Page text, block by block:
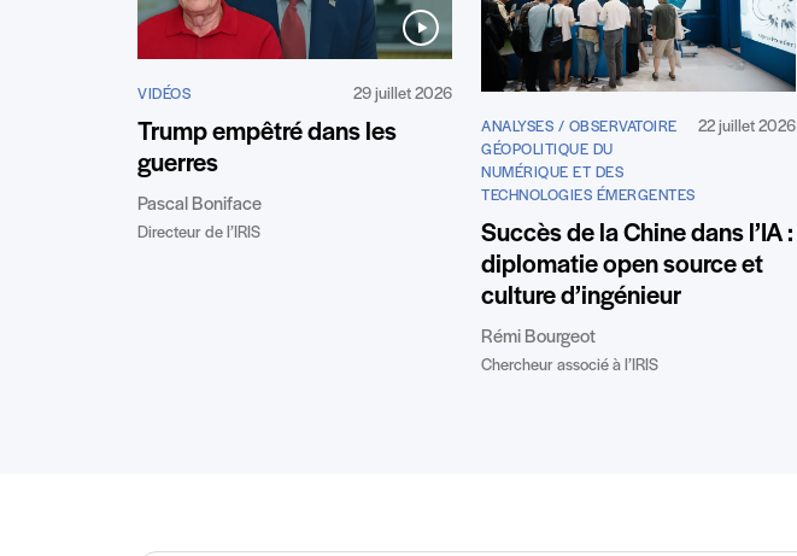
VIDÉOS 29 juillet 2026
Trump empêtré dans les
guerres
Pascal Boniface
Directeur de l’IRIS
ANALYSES / OBSERVATOIRE
GÉOPOLITIQUE DU
NUMÉRIQUE ET DES
TECHNOLOGIES ÉMERGENTES
22 juillet 2026
Succès de la Chine dans l’IA :
diplomatie open source et
culture d’ingénieur
Rémi Bourgeot
Chercheur associé à l’IRIS